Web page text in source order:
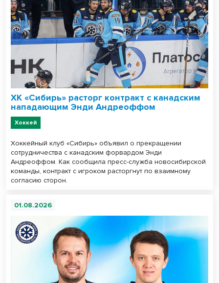
ХК «Сибирь» расторг контракт с канадским
нападающим Энди Андреоффом
Хоккей
Хоккейный клуб «Сибирь» объявил о прекращении
сотрудничества с канадским форвардом Энди
Андреоффом. Как сообщила пресс-служба новосибирской
команды, контракт с игроком расторгнут по взаимному
согласию сторон.
01.08.2026